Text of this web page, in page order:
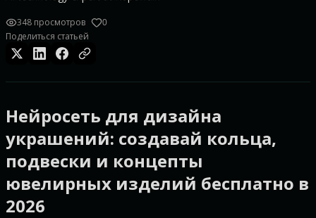
348 просмотров 0
Поделиться статьей
Нейросеть для дизайна
украшений: создавай кольца,
подвески и концепты
ювелирных изделий бесплатно в
2026